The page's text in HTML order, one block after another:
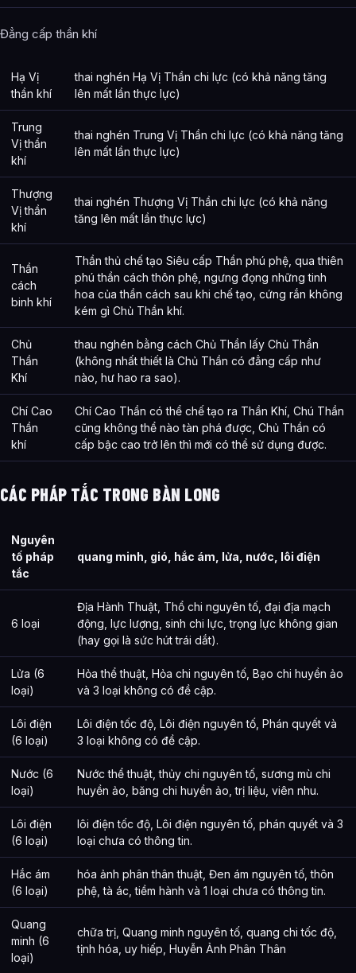
Đẳng cấp thần khí
Hạ Vị
thần khí
thai nghén Hạ Vị Thần chi lực (có khả năng tăng
lên mất lần thực lực)
Trung
Vị thần
khí
thai nghén Trung Vị Thần chi lực (có khả năng tăng
lên mất lần thực lực)
Thượng
Vị thần
khí
thai nghén Thượng Vị Thần chi lực (có khả năng
tăng lên mất lần thực lực)
Thần
cách
binh khí
Thần thủ chế tạo Siêu cấp Thần phú phệ, qua thiên
phú thần cách thôn phệ, ngưng đọng những tinh
hoa của thần cách sau khi chế tạo, cứng rắn không
kém gì Chủ Thần khí.
Chủ
Thần
Khí
thau nghén bằng cách Chủ Thần lấy Chủ Thần
(không nhất thiết là Chủ Thần có đẳng cấp như
nào, hư hao ra sao).
Chí Cao
Thần
khí
Chí Cao Thần có thể chế tạo ra Thần Khí, Chú Thần
cũng không thể nào tàn phá được, Chủ Thần có
cấp bậc cao trở lên thì mới có thể sử dụng được.
CÁC PHÁP TẮC TRONG BÀN LONG
Nguyên
tố pháp
tắc
quang minh, gió, hắc ám, lửa, nước, lôi điện
6 loại
Địa Hành Thuật, Thổ chi nguyên tố, đại địa mạch
động, lực lượng, sinh chi lực, trọng lực không gian
(hay gọi là sức hút trái dắt).
Lửa (6
loại)
Hỏa thể thuật, Hỏa chi nguyên tố, Bạo chi huyền ảo
và 3 loại không có đề cập.
Lôi điện
(6 loại)
Lôi điện tốc độ, Lôi điện nguyên tố, Phán quyết và
3 loại không có đề cập.
Nước (6
loại)
Nước thể thuật, thủy chi nguyên tố, sương mù chi
huyền ảo, băng chi huyền ảo, trị liệu, viên nhu.
Lôi điện
(6 loại)
lôi điện tốc độ, Lôi điện nguyên tố, phán quyết và 3
loại chưa có thông tin.
Hắc ám
(6 loại)
hóa ảnh phân thân thuật, Đen ám nguyên tố, thôn
phệ, tà ác, tiềm hành và 1 loại chưa có thông tin.
Quang
minh (6
loại)
chữa trị, Quang minh nguyên tố, quang chi tốc độ,
tịnh hóa, uy hiếp, Huyễn Ảnh Phân Thân